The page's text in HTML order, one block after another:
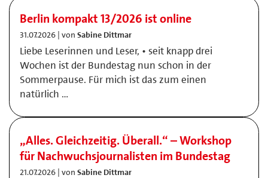
Berlin kompakt 13/2026 ist online
31.07.2026 | von Sabine Dittmar
Liebe Leserinnen und Leser, • seit knapp drei
Wochen ist der Bundestag nun schon in der
Sommerpause. Für mich ist das zum einen
natürlich …
„Alles. Gleichzeitig. Überall.“ – Workshop
für Nachwuchsjournalisten im Bundestag
21.07.2026 | von Sabine Dittmar